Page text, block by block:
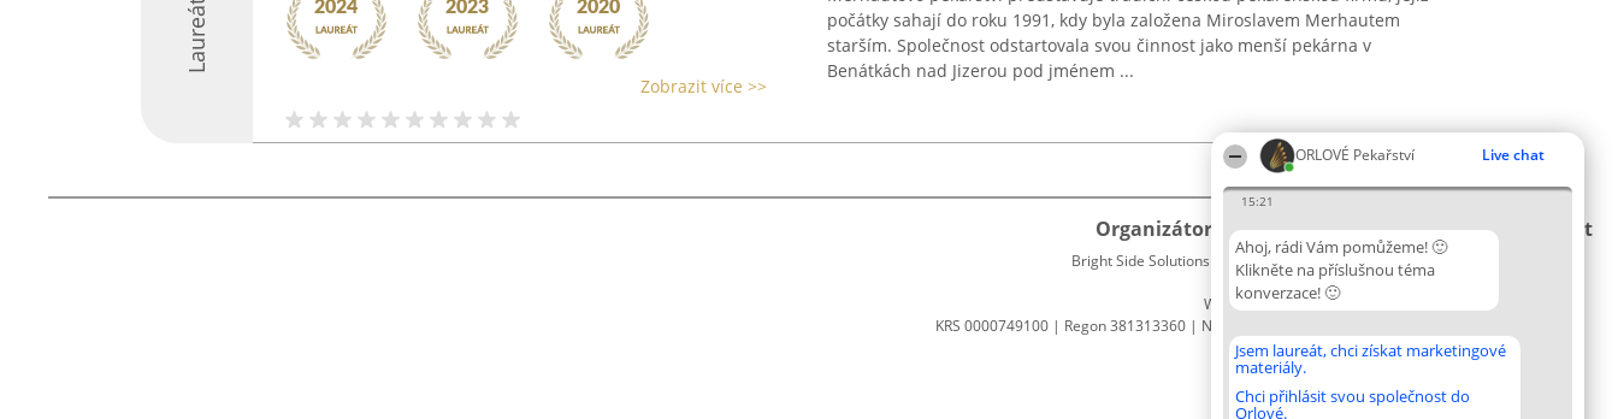
ORLOVÉ Pekařství Live chat
15:21
Ahoj, rádi Vám pomůžeme! 🙂
Klikněte na příslušnou téma
konverzace! 🙂
Jsem laureát, chci získat marketingové
materiály.
Chci přihlásit svou společnost do
Orlové.
Laureáti
Zobrazit více >>
počátky sahají do roku 1991, kdy byla založena Miroslavem Merhautem
starším. Společnost odstartovala svou činnost jako menší pekárna v
Benátkách nad Jizerou pod jménem ...
Organizátor hlasování
Bright Side Solutions sp. z o. o. sp. k.
ul. Ruska 22
Wrocław 50-079
KRS 0000749100 | Regon 381313360 | NIP 8943132676
Plebiscyt
Vítězové
Seznam
Zásady
Zásady
ochrany
Kontakt